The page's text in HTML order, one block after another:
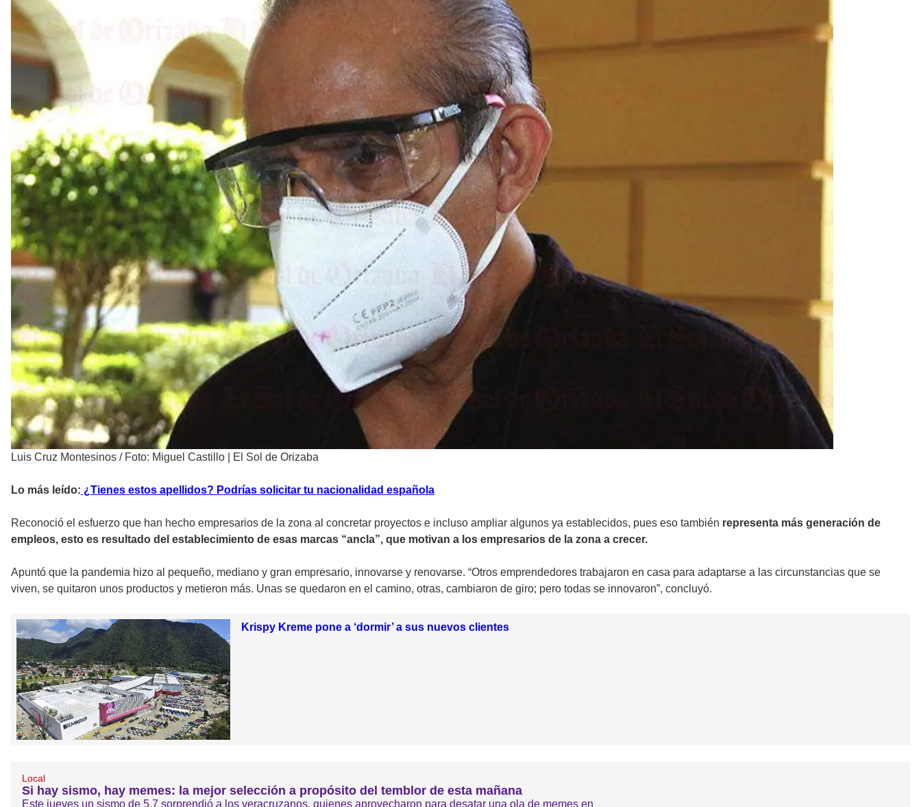
Luis Cruz Montesinos / Foto: Miguel Castillo | El Sol de Orizaba
Lo más leído: ¿Tienes estos apellidos? Podrías solicitar tu nacionalidad española
Reconoció el esfuerzo que han hecho empresarios de la zona al concretar proyectos e incluso ampliar algunos ya establecidos, pues eso también representa más generación de
empleos, esto es resultado del establecimiento de esas marcas “ancla”, que motivan a los empresarios de la zona a crecer.
Apuntó que la pandemia hizo al pequeño, mediano y gran empresario, innovarse y renovarse. “Otros emprendedores trabajaron en casa para adaptarse a las circunstancias que se
viven, se quitaron unos productos y metieron más. Unas se quedaron en el camino, otras, cambiaron de giro; pero todas se innovaron”, concluyó.
Krispy Kreme pone a ‘dormir’ a sus nuevos clientes
Local
Si hay sismo, hay memes: la mejor selección a propósito del temblor de esta mañana
Este jueves un sismo de 5.7 sorprendió a los veracruzanos, quienes aprovecharon para desatar una ola de memes en